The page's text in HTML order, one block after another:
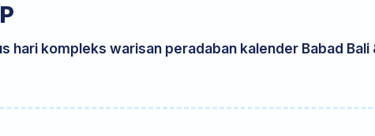
hari kompleks warisan peradaban kalender Babad Bali